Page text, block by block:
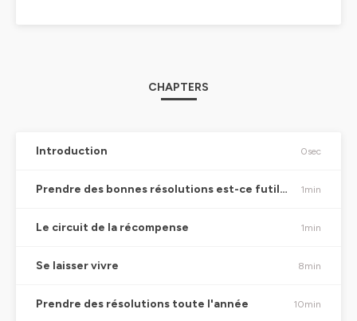
CHAPTERS
Introduction 0sec
Prendre des bonnes résolutions est-ce futile ou utile ? 1min
Le circuit de la récompense 1min
Se laisser vivre 8min
Prendre des résolutions toute l'année 10min